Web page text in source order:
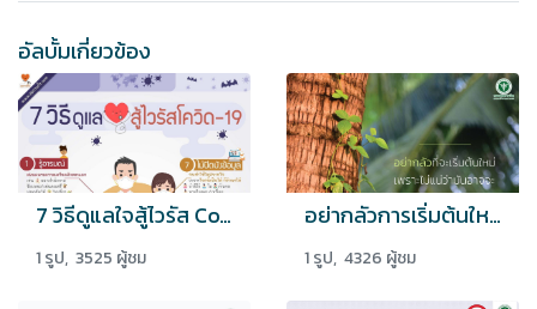
อัลบั้มเกี่ยวข้อง
7 วิธีดูแลใจสู้ไวรัส Covid-19
1 รูป, 3525 ผู้ชม
อย่ากลัวการเริ่มต้นใหม่
1 รูป, 4326 ผู้ชม